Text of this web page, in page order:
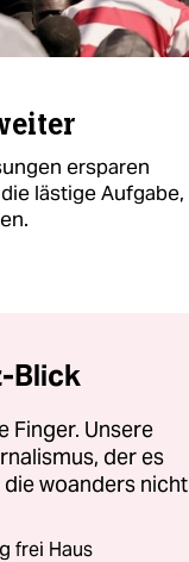
ersparen
lästige Aufgabe,
Blick
Finger. Unsere
der es
woanders nicht
frei Haus